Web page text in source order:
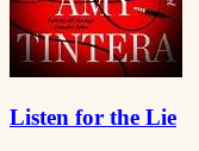
Listen for the Lie